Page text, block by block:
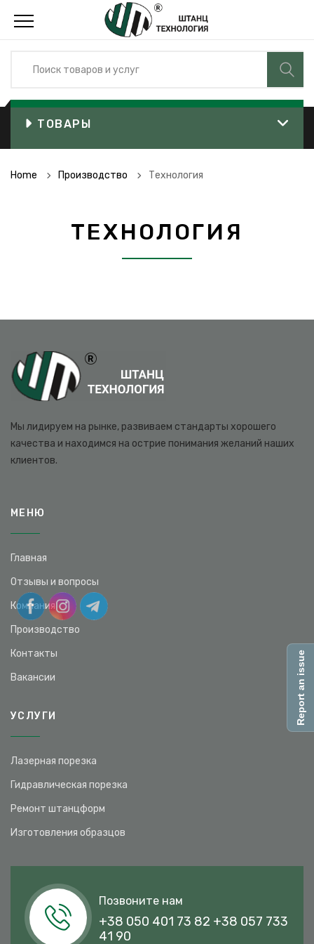
Report an issue
ТОВАРЫ
Home Производство Технология
ТЕХНОЛОГИЯ
Мы лидируем на рынке, развиваем стандарты хорошего
качества и находимся на острие понимания желаний наших
клиентов.
МЕНЮ
Главная
Отзывы и вопросы
Компания
Производство
Контакты
Вакансии
УСЛУГИ
Лазерная порезка
Гидравлическая порезка
Ремонт штанцформ
Изготовления образцов
Позвоните нам
+38 050 401 73 82 +38 057 733
41 90